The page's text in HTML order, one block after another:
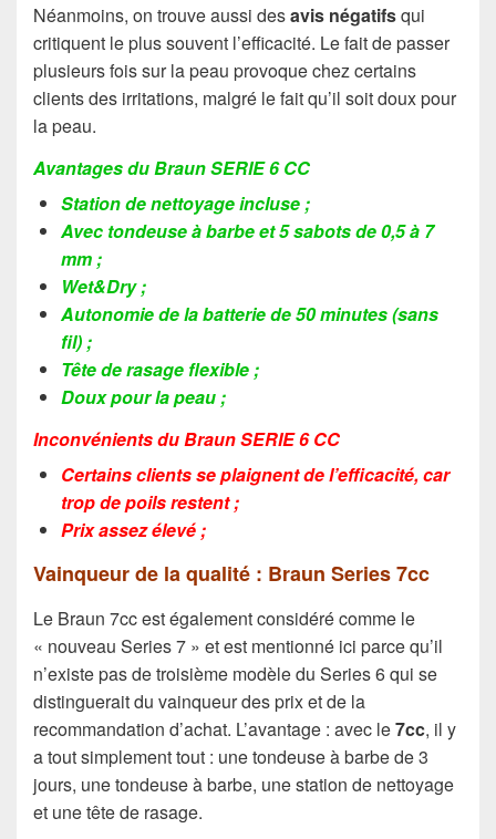
Néanmoins, on trouve aussi desavis négatifsqui
critiquent le plus souvent l’efficacité. Le fait de passer
plusieurs fois sur la peau provoque chez certains
clients des irritations, malgré le fait qu’il soit doux pour
la peau.
Avantages du Braun SERIE 6 CC
Station de nettoyage incluse ;
Avec tondeuse à barbe et 5 sabots de 0,5 à 7
mm ;
Wet&Dry ;
Autonomie de la batterie de 50 minutes (sans
fil) ;
Tête de rasage flexible ;
Doux pour la peau ;
Inconvénients du Braun SERIE 6 CC
Certains clients se plaignent de l’efficacité, car
trop de poils restent ;
Prix assez élevé ;
Vainqueur de la qualité : Braun Series 7cc
Le Braun 7cc est également considéré comme le
« nouveau Series 7 » et est mentionné ici parce qu’il
n’existe pas de troisième modèle du Series 6 qui se
distinguerait du vainqueur des prix et de la
recommandation d’achat. L’avantage : avec le7cc, il y
a tout simplement tout : une tondeuse à barbe de 3
jours, une tondeuse à barbe, une station de nettoyage
et une tête de rasage.